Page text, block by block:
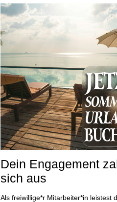
Dein Engagement
sich aus
Als freiwillige*r Mitarbeiter*in leistest